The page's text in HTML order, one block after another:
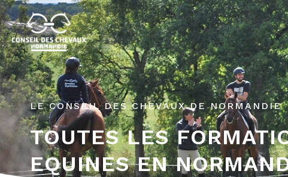
LE CONSEIL DES CHEVAUX DE NORMANDIE
TOUTES LES
EQUINES EN